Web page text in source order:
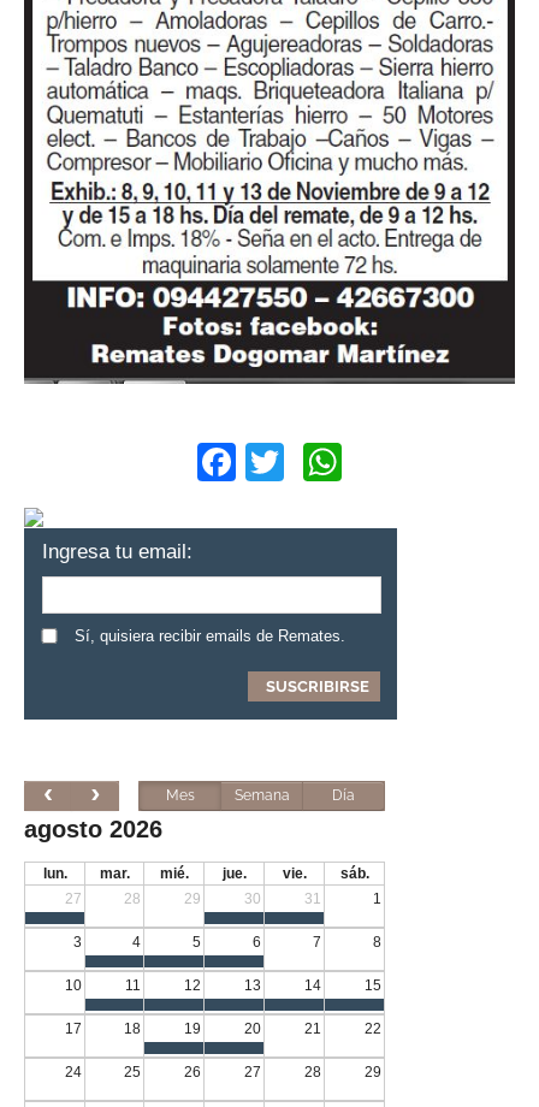
Facebook
Twitter
Ingresa tu email:
Sí, quisiera recibir emails de Remates.
Mes Semana Día
agosto 2026
lun. mar. mié. jue. vie.
sáb.
27
28 29 30 31 1
3 4 5 6 7 8
10 11 12 13 14 15
17 18 19 20 21 22
24 25 26 27 28 29